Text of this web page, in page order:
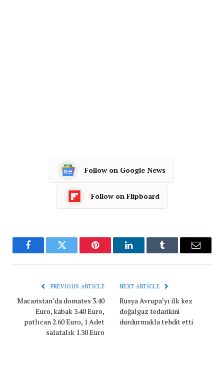
Follow on Google News
Follow on Flipboard
FacebookTwitter Pinterest LinkedInTumblr Email
PREVIOUS ARTICLE
Macaristan’da domates 3.40
Euro, kabak 3.40 Euro,
patlıcan 2.60 Euro, 1 Adet
salatalık 1.30 Euro
NEXT ARTICLE
Rusya Avrupa’yı ilk kez
doğalgaz tedarikini
durdurmakla tehdit etti